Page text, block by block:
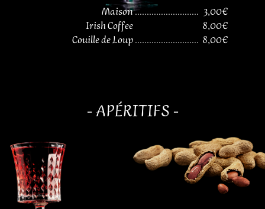
Maison
Irish Coffee
Couille de Loup
...........................
...........................
3,00€
8,00€
8,00€
- APÉRITIFS -